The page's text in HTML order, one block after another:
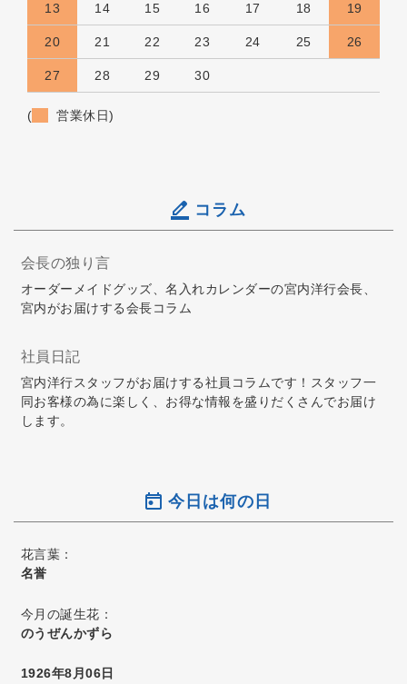
13 14 15 16 17 18 19
20 21 22 23 24 25 26
27 28 29 30
( 営業休日)
コラム
会長の独り言
オーダーメイドグッズ、名入れカレンダーの宮内洋行会長、
宮内がお届けする会長コラム
社員日記
宮内洋行スタッフがお届けする社員コラムです！スタッフ一
同お客様の為に楽しく、お得な情報を盛りだくさんでお届け
します。
今日は何の日
花言葉：
名誉
今月の誕生花：
のうぜんかずら
1926年8月06日